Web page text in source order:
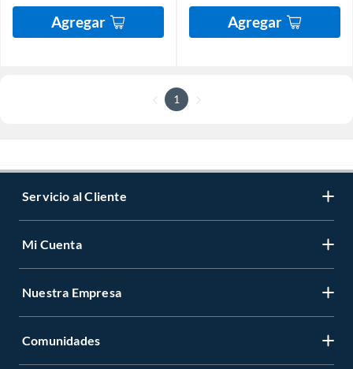
Agregar Agregar
1
Servicio al Cliente
Mi Cuenta
Nuestra Empresa
Comunidades